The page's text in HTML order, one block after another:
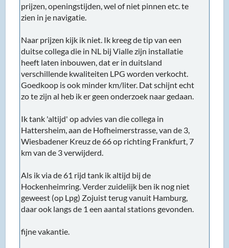
prijzen, openingstijden, wel of niet pinnen etc. te
zien in je navigatie.
Naar prijzen kijk ik niet. Ik kreeg de tip van een
duitse collega die in NL bij Vialle zijn installatie
heeft laten inbouwen, dat er in duitsland
verschillende kwaliteiten LPG worden verkocht.
Goedkoop is ook minder km/liter. Dat schijnt echt
zo te zijn al heb ik er geen onderzoek naar gedaan.
Ik tank 'altijd' op advies van die collega in
Hattersheim, aan de Hofheimerstrasse, van de 3,
Wiesbadener Kreuz de 66 op richting Frankfurt, 7
km van de 3 verwijderd.
Als ik via de 61 rijd tank ik altijd bij de
Hockenheimring. Verder zuidelijk ben ik nog niet
geweest (op Lpg) Zojuist terug vanuit Hamburg,
daar ook langs de 1 een aantal stations gevonden.
fijne vakantie.